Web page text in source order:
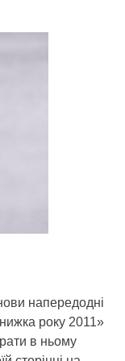
напередодні
року 2011»
в ньому